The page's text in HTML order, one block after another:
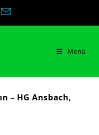
Menü
– HG Ansbach,